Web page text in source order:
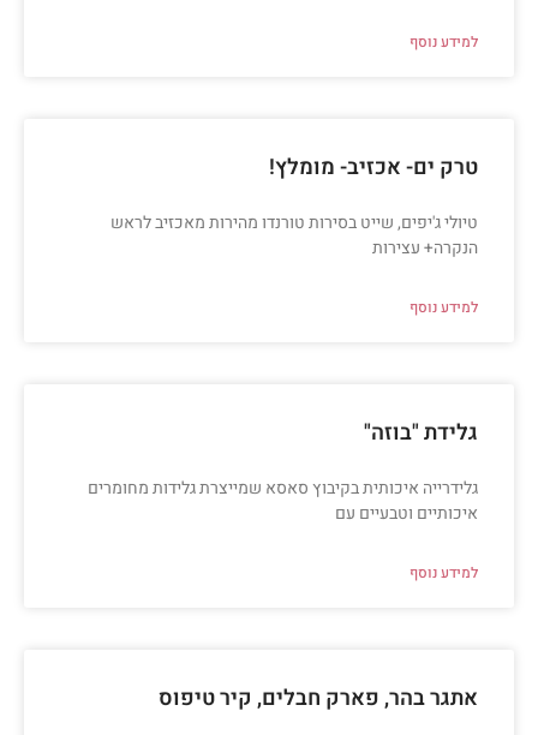
למידע נוסף
טרק ים- אכזיב- מומלץ!
טיולי ג'יפים, שייט בסירות טורנדו מהירות מאכזיב לראש
הנקרה+ עצירות
למידע נוסף
גלידת "בוזה"
גלידרייה איכותית בקיבוץ סאסא שמייצרת גלידות מחומרים
איכותיים וטבעיים עם
למידע נוסף
אתגר בהר, פארק חבלים, קיר טיפוס